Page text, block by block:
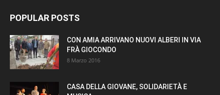
POPULAR POSTS
CON AMIA ARRIVANO NUOVI ALBERI IN VIA
FRÀ GIOCONDO
8 Marzo 2016
CASA DELLA GIOVANE, SOLIDARIETÀ E